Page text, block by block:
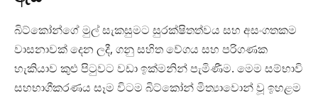
බිට්කෝන්ගේ මුල් සැකසුමට සුරක්ෂිතත්වය සහ අසංගතකම
වාසනාවක් දෙන ලදී, ගනු සහිත වේගය සහ පරිගණක
හැකියාව කුළු පිටුවට වඩා ඉක්මනින් පැමිණීම. මෙම සම්භාවි
සහභාගීකරණය සෑම විටම බිට්කෝන් මිත්‍යාවොන් වූ ඉහළම